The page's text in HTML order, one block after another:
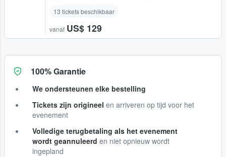
13 tickets beschikbaar
vanaf US$ 129
100% Garantie
We ondersteunen elke bestelling
Tickets zijn origineel en arriveren op tijd voor het
evenement
Volledige terugbetaling als het evenement
wordt geannuleerd en niet opnieuw wordt
ingepland